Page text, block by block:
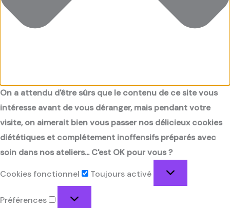
On a attendu d'être sûrs que le contenu de ce site vous
intéresse avant de vous déranger, mais pendant votre
visite, on aimerait bien vous passer nos délicieux cookies
diététiques et complétement inoffensifs préparés avec
soin dans nos ateliers... C'est OK pour vous ?
Cookies fonctionnel
Toujours activé
Préférences